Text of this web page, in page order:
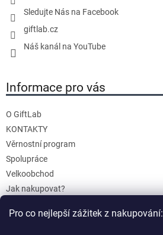
Pro co nejlepší zážitek z nakupování:
Sledujte Nás na Facebook
giftlab.cz
Náš kanál na YouTube
Informace pro vás
O GiftLab
KONTAKTY
Věrnostní program
Spolupráce
Velkoobchod
Jak nakupovat?
Reklamace a Vrácení